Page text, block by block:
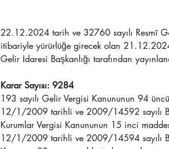
22.12.2024 tarih ve 32760 sayılı Resmî
itibariyle yürürlüğe girecek olan
Gelir İdaresi Başkanlığı tarafından
Karar Sayısı: 9284
193 sayılı Gelir Vergisi Kanununun 94
12/1/2009 tarihli ve 2009/14592 sayılı
Kurumlar Vergisi Kanununun 15 inci
12/1/2009 tarihli ve 2009/14594 sayılı